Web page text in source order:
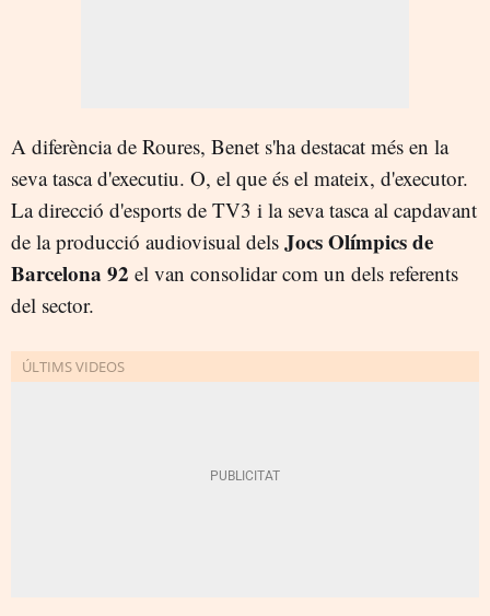
A diferència de Roures, Benet s'ha destacat més en la
seva tasca d'executiu. O, el que és el mateix, d'executor.
La direcció d'esports de TV3 i la seva tasca al capdavant
de la producció audiovisual dels Jocs Olímpics de
Barcelona 92 el van consolidar com un dels referents
del sector.